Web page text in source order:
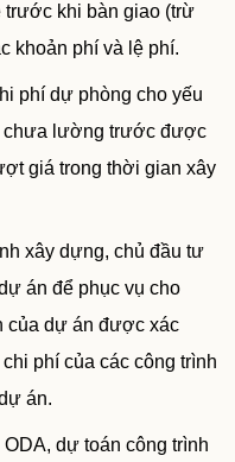
trước khi bàn giao (trừ
khoản phí và lệ phí.
phí dự phòng cho yếu
chưa lường trước được
giá trong thời gian xây
xây dựng, chủ đầu tư
án để phục vụ cho
của dự án được xác
phí của các công trình
án.
dự toán công trình